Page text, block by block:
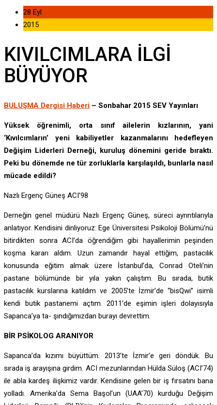
28 Eyl
2015
KIVILCIMLARA İLGİ
BÜYÜYOR
BULUŞMA Dergisi Haberi – Sonbahar 2015 SEV Yayınları
Yüksek öğrenimli, orta sınıf ailelerin kızlarının, yani
‘Kıvılcımların’ yeni kabiliyetler kazanmalarını hedefleyen
Değişim Liderleri Derneği, kuruluş dönemini geride bıraktı.
Peki bu dönemde ne tür zorluklarla karşılaşıldı, bunlarla nasıl
mücade edildi?
Nazlı Ergenç Güneş ACI’98
Derneğin genel müdürü Nazlı Ergenç Güneş, süreci ayrıntılarıyla
anlatıyor. Kendisini dinliyoruz: Ege Üniversitesi Psikoloji Bölümü’nü
bitirdikten sonra ACI’da öğrendiğim gibi hayallerimin peşinden
koşma kararı aldım. Uzun zamandır hayal ettiğim, pastacılık
konusunda eğitim almak üzere İstanbul’da, Conrad Oteli’nin
pastane bölümünde bir yıla yakın çalıştım. Bu sırada, butik
pastacılık kurslarına katıldım ve 2005’te İzmir’de “bisQwi” isimli
kendi butik pastanemi açtım. 2011’de eşimin işleri dolayısıyla
Sapanca’ya ta- şındığımızdan burayı devrettim.
BİR PSİKOLOG ARANIYOR
Sapanca’da kızımı büyüttüm. 2013’te İzmir’e geri döndük. Bu
sırada iş arayışına girdim. ACI mezunlarından Hülda Süloş (ACI’74)
ile abla kardeş ilişkimiz vardır. Kendisine gelen bir iş fırsatını bana
yolladı. Amerika’da Sema Başol’un (UAA’70) kurduğu Değişim